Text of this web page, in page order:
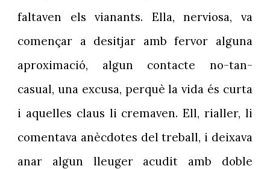
faltaven els vianants. Ella, nerviosa, va
començar a desitjar amb fervor alguna
aproximació, algun contacte no-tan-
casual, una excusa, perquè la vida és curta
i aquelles claus li cremaven. Ell, rialler, li
comentava anècdotes del treball, i deixava
anar algun lleuger acudit amb doble